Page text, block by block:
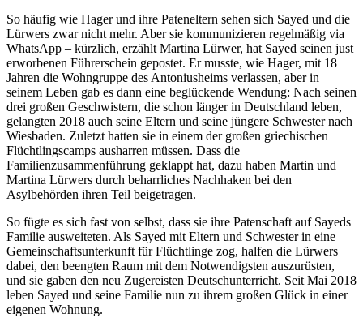
So häufig wie Hager und ihre Pateneltern sehen sich Sayed und die
Lürwers zwar nicht mehr. Aber sie kommunizieren regelmäßig via
WhatsApp – kürzlich, erzählt Martina Lürwer, hat Sayed seinen just
erworbenen Führerschein gepostet. Er musste, wie Hager, mit 18
Jahren die Wohngruppe des Antoniusheims verlassen, aber in
seinem Leben gab es dann eine beglückende Wendung: Nach seinen
drei großen Geschwistern, die schon länger in Deutschland leben,
gelangten 2018 auch seine Eltern und seine jüngere Schwester nach
Wiesbaden. Zuletzt hatten sie in einem der großen griechischen
Flüchtlingscamps ausharren müssen. Dass die
Familienzusammenführung geklappt hat, dazu haben Martin und
Martina Lürwers durch beharrliches Nachhaken bei den
Asylbehörden ihren Teil beigetragen.
So fügte es sich fast von selbst, dass sie ihre Patenschaft auf Sayeds
Familie ausweiteten. Als Sayed mit Eltern und Schwester in eine
Gemeinschaftsunterkunft für Flüchtlinge zog, halfen die Lürwers
dabei, den beengten Raum mit dem Notwendigsten auszurüsten,
und sie gaben den neu Zugereisten Deutschunterricht. Seit Mai 2018
leben Sayed und seine Familie nun zu ihrem großen Glück in einer
eigenen Wohnung.